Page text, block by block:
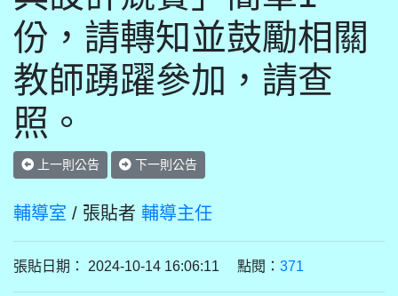
份，請轉知並鼓勵相關
教師踴躍參加，請查
照。
上一則公告 下一則公告
輔導室 / 張貼者 輔導主任
張貼日期： 2024-10-14 16:06:11 點閱： 371